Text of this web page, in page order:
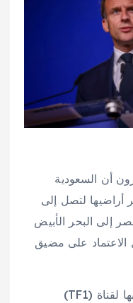
أن السعودية
أراضيها لتصل إلى
إلى البحر الأبيض
الاعتماد على مضيق
وقال ماكرون في تصريحات أدلى بها لقناة (TF1)